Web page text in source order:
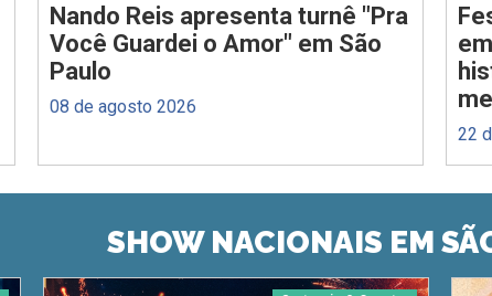
Nando Reis apresenta turnê "Pra
Você Guardei o Amor" em São
Paulo
08 de agosto 2026
22
SHOW NACIONAIS EM